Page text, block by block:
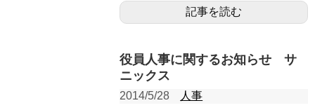
記事を読む
役員人事に関するお知らせ サ
ニックス
2014/5/28
人事